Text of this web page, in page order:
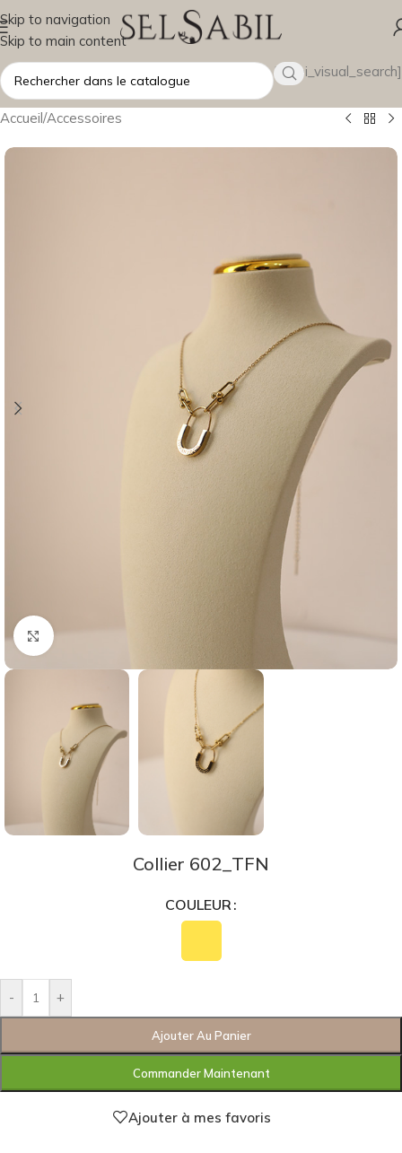
Skip to navigation
Skip to main content
[wsbi_visual_search]
Accueil/Accessoires
Agrandir
Collier 602_TFN
COULEUR
- +
Ajouter Au Panier
Commander Maintenant
Ajouter à mes favoris